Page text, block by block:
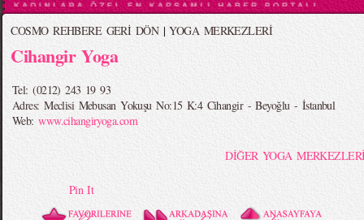
COSMO REHBERE GERİ DÖN|YOGA MERKEZLERİ
Cihangir Yoga
Tel: (0212) 243 19 93
Adres: Meclisi Mebusan Yokuşu No:15 K:4 Cihangir - Beyoğlu - İstanbul
Web:www.cihangiryoga.com
DİĞER YOGA
Pin It